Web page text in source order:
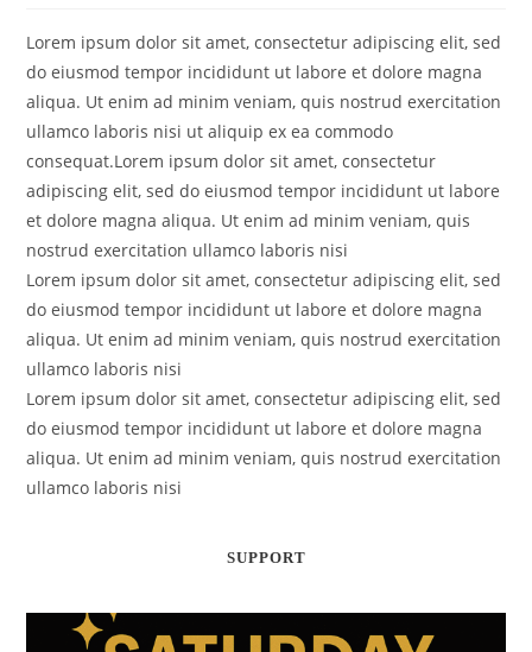
Lorem ipsum dolor sit amet, consectetur adipiscing elit, sed
do eiusmod tempor incididunt ut labore et dolore magna
aliqua. Ut enim ad minim veniam, quis nostrud exercitation
ullamco laboris nisi ut aliquip ex ea commodo
consequat.Lorem ipsum dolor sit amet, consectetur
adipiscing elit, sed do eiusmod tempor incididunt ut labore
et dolore magna aliqua. Ut enim ad minim veniam, quis
nostrud exercitation ullamco laboris nisi
Lorem ipsum dolor sit amet, consectetur adipiscing elit, sed
do eiusmod tempor incididunt ut labore et dolore magna
aliqua. Ut enim ad minim veniam, quis nostrud exercitation
ullamco laboris nisi
Lorem ipsum dolor sit amet, consectetur adipiscing elit, sed
do eiusmod tempor incididunt ut labore et dolore magna
aliqua. Ut enim ad minim veniam, quis nostrud exercitation
ullamco laboris nisi
SUPPORT